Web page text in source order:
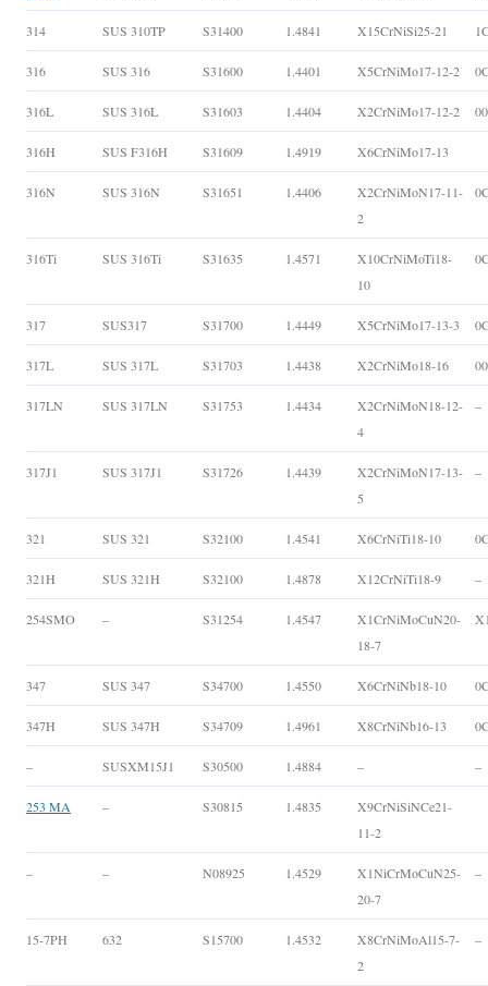
314 SUS 310TP S31400 1.4841 X15CrNiSi25-21
316 SUS 316 S31600 1.4401 X5CrNiMo17-12-2
316L SUS 316L S31603 1.4404 X2CrNiMo17-12-2
316H SUS F316H S31609 1.4919 X6CrNiMo17-13
316N SUS 316N S31651 1.4406
X2CrNiMoN17-11-
2
316Ti SUS 316Ti S31635 1.4571
X10CrNiMoTi18-
10
317 SUS317 S31700 1.4449 X5CrNiMo17-13-3
317L SUS 317L S31703 1.4438 X2CrNiMo18-16
317LN SUS 317LN S31753 1.4434
X2CrNiMoN18-12-
4
–
317J1 SUS 317J1 S31726 1.4439
X2CrNiMoN17-13-
5
–
321 SUS 321 S32100 1.4541 X6CrNiTi18-10
321H SUS 321H S32100 1.4878 X12CrNiTi18-9 –
254SMO – S31254 1.4547
X1CrNiMoCuN20-
18-7
347 SUS 347 S34700 1.4550 X6CrNiNb18-10
347H SUS 347H S34709 1.4961 X8CrNiNb16-13
– SUSXM15J1 S30500 1.4884 – –
253 MA – S30815 1.4835
X9CrNiSiNCe21-
11-2
– – N08925 1.4529
X1NiCrMoCuN25-
20-7
–
15-7PH 632 S15700 1.4532
X8CrNiMoAl15-7-
2
–